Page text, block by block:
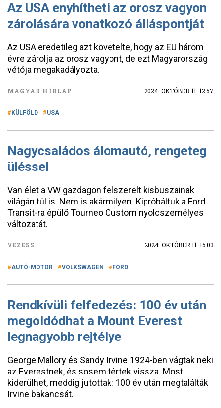
Az USA enyhítheti az orosz vagyon
zárolására vonatkozó álláspontját
Az USA eredetileg azt követelte, hogy az EU három
évre zárolja az orosz vagyont, de ezt Magyarország
vétója megakadályozta.
MAGYAR HÍRLAP 2024. OKTÓBER 11. 12:57
KÜLFÖLD USA
Nagycsaládos álomautó, rengeteg
üléssel
Van élet a VW gazdagon felszerelt kisbuszainak
világán túl is. Nem is akármilyen. Kipróbáltuk a Ford
Transit-ra épülő Tourneo Custom nyolcszemélyes
változatát.
VEZESS 2024. OKTÓBER 11. 15:03
AUTÓ-MOTOR VOLKSWAGEN FORD
Rendkívüli felfedezés: 100 év után
megoldódhat a Mount Everest
legnagyobb rejtélye
George Mallory és Sandy Irvine 1924-ben vágtak neki
az Everestnek, és sosem tértek vissza. Most
kiderülhet, meddig jutottak: 100 év után megtalálták
Irvine bakancsát.